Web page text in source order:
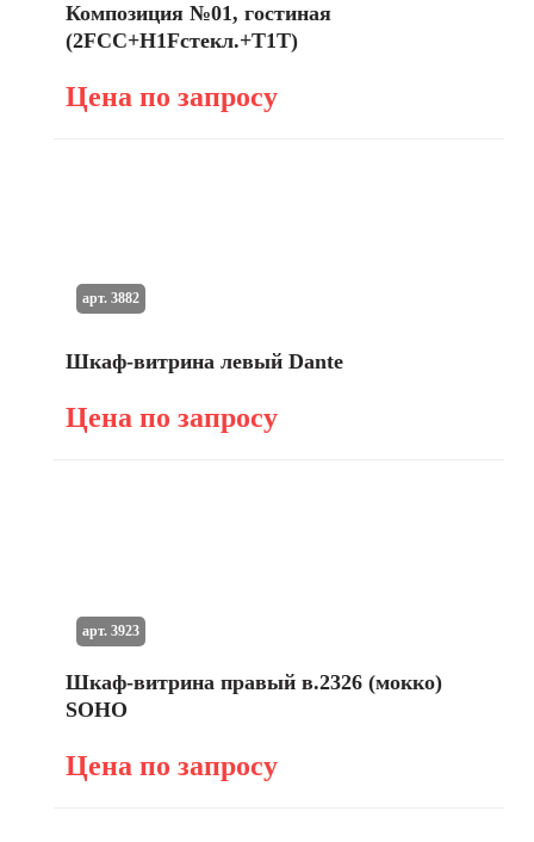
Композиция №01, гостиная
(2FCC+H1Fстекл.+T1T)
Цена по запросу
Шкаф-витрина левый Dante
Цена по запросу
арт. 3882
Шкаф-витрина правый в.2326 (мокко)
SOHO
Цена по запросу
арт. 3923